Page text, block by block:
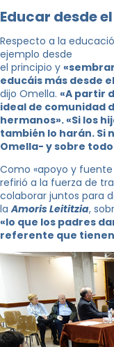
Educar desde
Respecto a la
ejemplo desde
el principio y
educáis más desde
dijo Omella. «A partir
ideal de comunidad
hermanos». «Si los
también lo harán. Si
Omella- y sobre
Como «apoyo y
refirió a la fuerza de
colaborar juntos para
laAmoris Leititzia,
«lo que los padres
referente que tienen